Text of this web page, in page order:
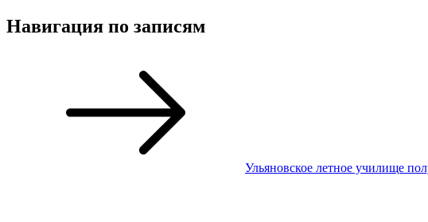
Навигация по записям
Ульяновское летное училище